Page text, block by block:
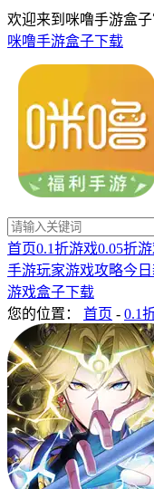
欢迎来到咪噜手游盒
咪噜手游盒子下载
首页0.1折游戏0.05折
手游玩家游戏攻略今
游戏盒子下载
您的位置： 首页 - 0.1